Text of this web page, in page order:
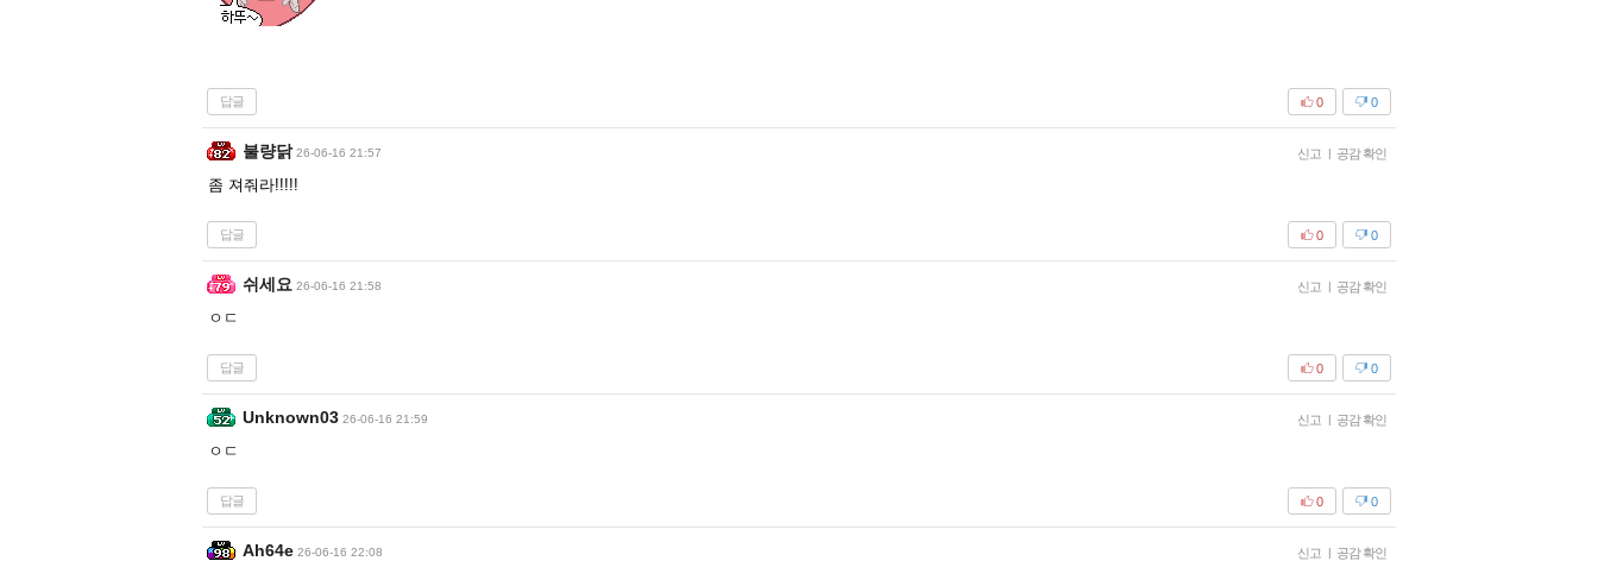
답글 0
0
불량닭 26-06-16 21:57 신고 | 공감 확인
좀 져줘라!!!!!
답글 0
0
쉬세요 26-06-16 21:58 신고 | 공감 확인
ㅇㄷ
답글 0
0
Unknown03 26-06-16 21:59 신고 | 공감 확인
ㅇㄷ
답글 0
0
Ah64e 26-06-16 22:08 신고 | 공감 확인